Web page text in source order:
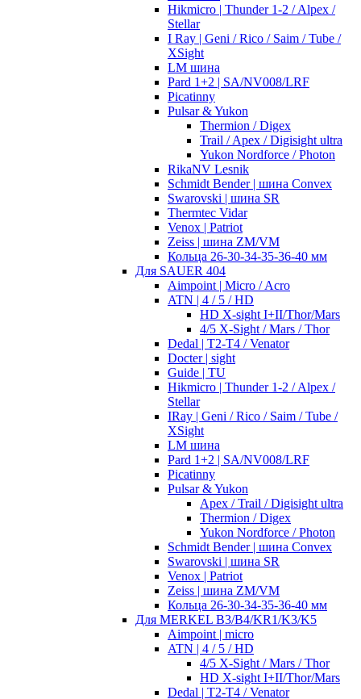
Hikmicro | Thunder 1-2 / Alpex /
Stellar
I Ray | Geni / Rico / Saim / Tube /
XSight
LM шина
Pard 1+2 | SA/NV008/LRF
Picatinny
Pulsar & Yukon
Thermion / Digex
Trail / Apex / Digisight ultra
Yukon Nordforce / Photon
RikaNV Lesnik
Schmidt Bender | шина Convex
Swarovski | шина SR
Thermtec Vidar
Venox | Patriot
Zeiss | шина ZM/VM
Кольца 26-30-34-35-36-40 мм
Для SAUER 404
Aimpoint | Micro / Acro
ATN | 4 / 5 / HD
HD X-sight I+II/Thor/Mars
4/5 X-Sight / Mars / Thor
Dedal | T2-T4 / Venator
Docter | sight
Guide | TU
Hikmicro | Thunder 1-2 / Alpex /
Stellar
IRay | Geni / Rico / Saim / Tube /
XSight
LM шина
Pard 1+2 | SA/NV008/LRF
Picatinny
Pulsar & Yukon
Apex / Trail / Digisight ultra
Thermion / Digex
Yukon Nordforce / Photon
Schmidt Bender | шина Convex
Swarovski | шина SR
Venox | Patriot
Zeiss | шина ZM/VM
Кольца 26-30-34-35-36-40 мм
Для MERKEL B3/B4/KR1/K3/K5
Aimpoint | micro
ATN | 4 / 5 / HD
4/5 X-Sight / Mars / Thor
HD X-sight I+II/Thor/Mars
Dedal | T2-T4 / Venator